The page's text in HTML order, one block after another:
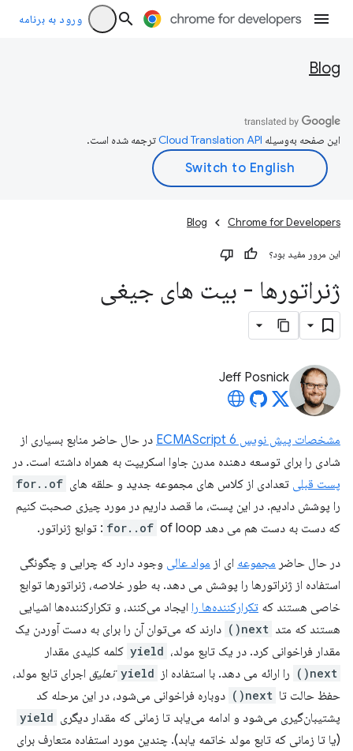
ورود به برنامه
Blog
این صفحه به‌وسیله ترجمه شده است.
Chrome for Developers
Blog
این مرور مفید بود؟
ژنراتورها - بیت های جیغی
Jeff Posnick
مشخصات پیش نویس ECMAScript 6
در حال حاضر منابع بسیاری از
شادی را برای توسعه دهنده مدرن جاوا اسکریپت به همراه داشته است. در
پست قبلی تعدادی از کلاس های مجموعه جدید و حلقه های for..of
را پوشش دادیم. در این پست، ما قصد داریم در مورد چیزی صحبت کنیم
که دست به دست هم می دهد
for..of of loop: توابع ژنراتور.
در حال حاضر مجموعه ای از مواد عالی وجود دارد که چرایی و چگونگی
استفاده از ژنراتورها را پوشش می دهد. به طور خلاصه، ژنراتورها توابع
خاصی هستند که تکرارکننده‌ها را ایجاد می‌کنند، و تکرارکننده‌ها اشیایی
هستند که متد next()
دارند که می‌توان آن را برای به دست آوردن یک
مقدار فراخوانی کرد. در یک تابع مولد، yield کلمه کلیدی مقدار
next() را ارائه می دهد. با استفاده از yield تعلیق اجرای تابع مولد،
حفظ حالت تا next()
دوباره فراخوانی می‌شود، در این مرحله کد
پشتیبان‌گیری می‌شود و ادامه می‌یابد تا زمانی که مقدار دیگری yield
(یا تا زمانی که تابع مولد خاتمه یابد). چندین مورد استفاده متعارف برای